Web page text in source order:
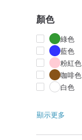
顏色
綠色
藍色
粉紅色
咖啡色
白色
顯示更多